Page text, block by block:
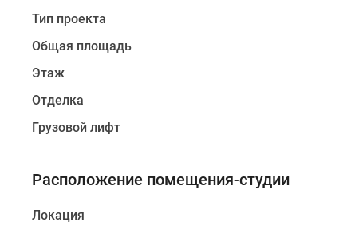
Тип проекта
Общая площадь
Этаж
Отделка
Грузовой лифт
Расположение помещения-студии
Локация